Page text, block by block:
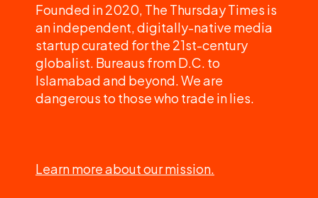
Founded in 2020, The Thursday Times is
an independent, digitally-native media
startup curated for the 21st-century
globalist. Bureaus from D.C. to
Islamabad and beyond. We are
dangerous to those who trade in lies.
Learn more about our mission.